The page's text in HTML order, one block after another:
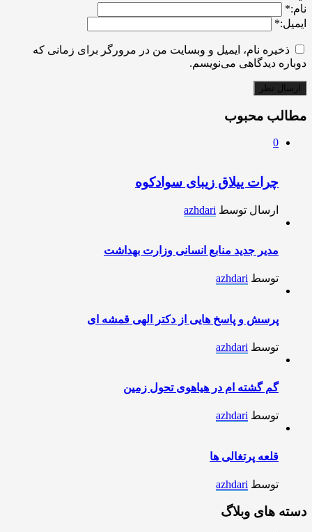
نام:*
ایمیل:*
ذخیره نام، ایمیل و وبسایت من در مرورگر برای زمانی که
دوباره دیدگاهی می‌نویسم.
مطالب محبوب
0
چرات ییلاق زیبای سوادکوه
ارسال توسط azhdari
مدیر جدید منابع انسانی وزارت بهداشت
توسط azhdari
پرسش و پاسخ هایی از دکتر الهی قمشه ای
توسط azhdari
گم گشته ام در هیاهوی تحول زمین
توسط azhdari
قلعه پرتغالی ها
توسط azhdari
دسته های وبلاگ